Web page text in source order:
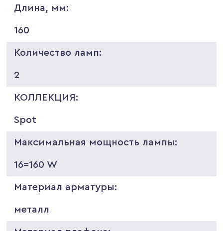
Длина, мм:
160
Количество ламп:
2
КОЛЛЕКЦИЯ:
Spot
Максимальная мощность лампы:
16=160 W
Материал арматуры:
металл